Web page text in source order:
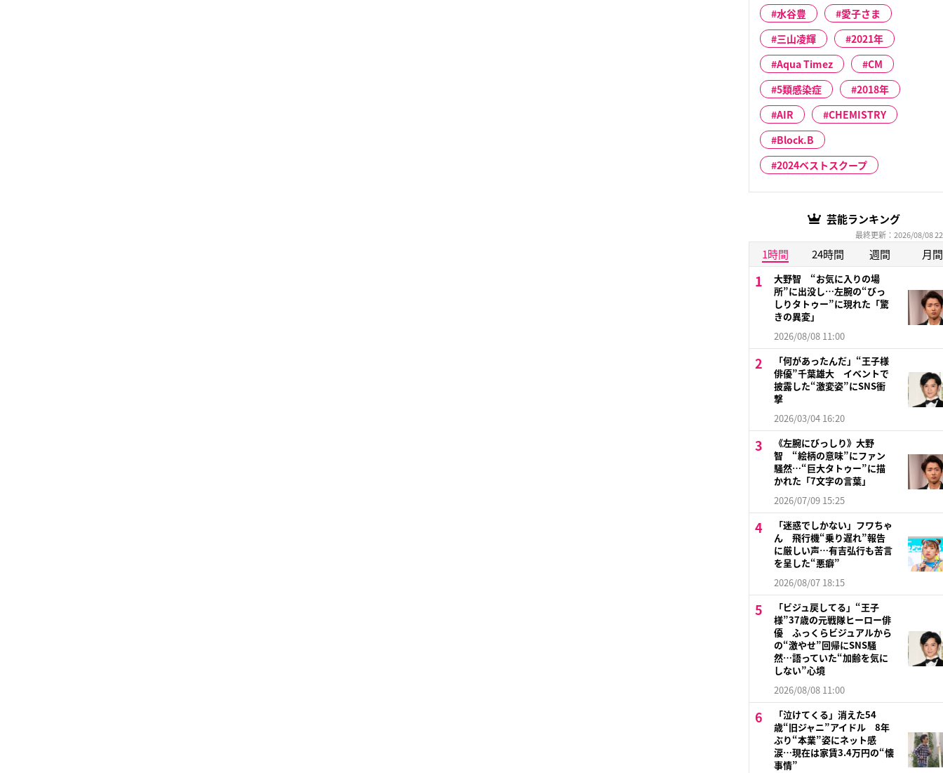
水谷豊
愛子さま
三山凌輝
2021年
Aqua Timez
CM
5類感染症
2018年
AIR
CHEMISTRY
Block.B
2024ベストスクープ
芸能ランキング
最終更新：2026/08/08
1時間 24時間 週間 月間
大野智 “お気に入りの場
所”に出没し…左腕の“びっ
しりタトゥー”に現れた「驚
きの異変」
2026/08/08 11:00
「何があったんだ」“王子様
俳優”千葉雄大 イベントで
披露した“激変姿”にSNS衝
撃
2026/03/04 16:20
《左腕にびっしり》大野
智 “絵柄の意味”にファン
騒然…“巨大タトゥー”に描
かれた「7文字の言葉」
2026/07/09 15:25
「迷惑でしかない」フワちゃ
ん 飛行機“乗り遅れ”報告
に厳しい声…有吉弘行も苦言
を呈した“悪癖”
2026/08/07 18:15
「ビジュ戻してる」“王子
様”37歳の元戦隊ヒーロー俳
優 ふっくらビジュアルから
の“激やせ”回帰にSNS騒
然…語っていた“加齢を気に
しない”心境
2026/08/08 11:00
「泣けてくる」消えた54
歳“旧ジャニ”アイドル 8年
ぶり“本業”姿にネット感
涙…現在は家賃3.4万円の“懐
事情”